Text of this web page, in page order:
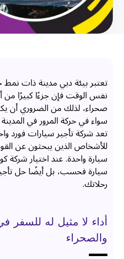
تعتبر بيئة دبي مدينة ذات
نفس الوقت فإن جزءًا كبيرًا من
صحراء، لذلك من الضروري أن
سواء في حركة المرور في
تعد شركة تأجير سيارات فورد
للأشخاص الذين يبحثون عن
سيارة واحدة. عند اختيار شركة
سيارة فحسب، بل أيضًا حل
رحلاتك.
أداء لا مثيل له للسفر
والصحراء